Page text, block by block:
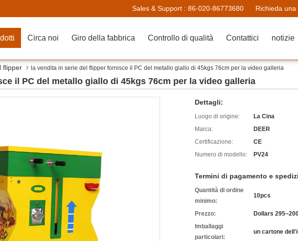
Sales & Support : 86-020-86773680 Richieda
Circa noi Giro della fabbrica Controllo di qualità Contattici notizie
flipper la vendita in serie del flipper fornisce il PC del metallo giallo di 45kgs 76cm per la video galleria
il PC del metallo giallo di 45kgs 76cm per la video galleria
Dettagli:
Luogo di origine:
La Cina
Marca:
DEER
Certificazione:
CE
Numero di modello:
PV24
Termini di pagamento e
Quantità di ordine
minimo:
10pcs
Prezzo:
Dollars
Imballaggi
particolari:
un cartone